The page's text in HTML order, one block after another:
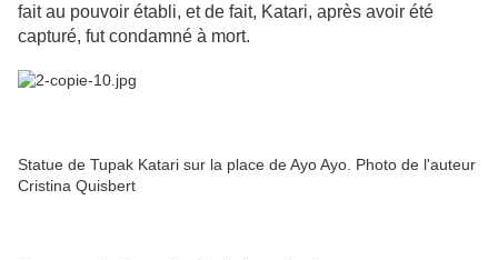
fait au pouvoir établi, et de fait, Katari, après avoir été
capturé, fut condamné à mort.
Statue de Tupak Katari sur la place de Ayo Ayo. Photo de l'auteur
Cristina Quisbert